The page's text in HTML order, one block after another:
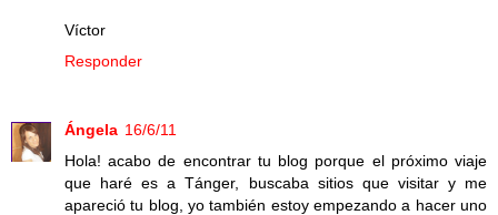
Víctor
Responder
Ángela 16/6/11
Hola! acabo de encontrar tu blog porque el próximo viaje
que haré es a Tánger, buscaba sitios que visitar y me
apareció tu blog, yo también estoy empezando a hacer uno